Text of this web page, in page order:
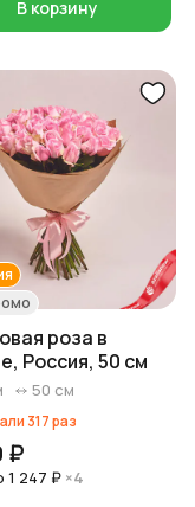
В корзину
роза в
Россия, 50 см
50 см
317раз
₽
1 247 ₽ ×4